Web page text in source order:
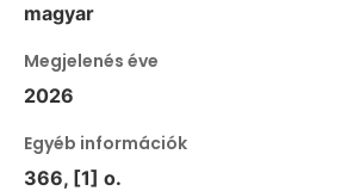
magyar
Megjelenés éve
2026
Egyéb információk
366, [1] o.